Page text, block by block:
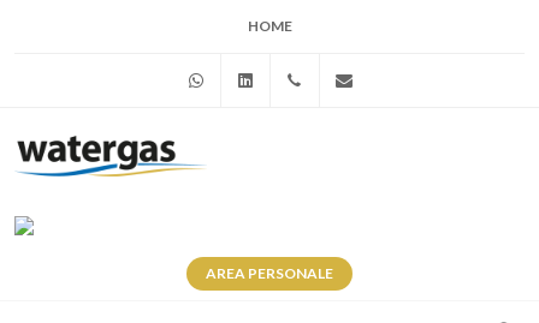
HOME
WhatsAppLinkedin+39 345 281 0246
AREA PERSONALE